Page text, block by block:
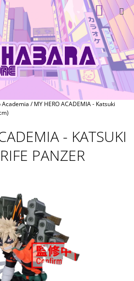
KOŠÍK
Academia / MY HERO ACADEMIA - Katsuki
- KATSUKI
PANZER